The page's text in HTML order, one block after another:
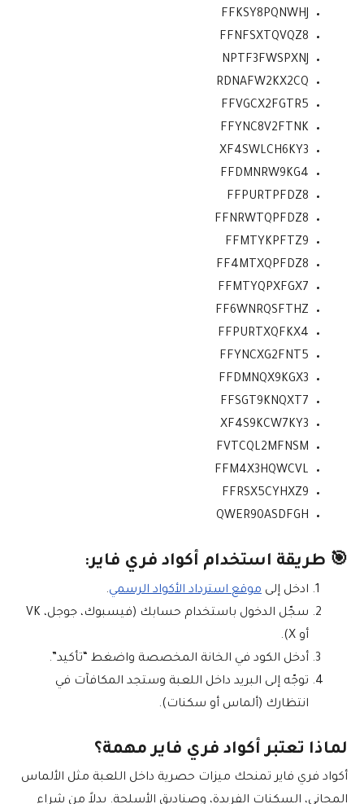
FFKSY8PQNWHJ
FFNFSXTQVQZ8
NPTF3FWSPXNJ
RDNAFW2KX2CQ
FFVGCX2FGTR5
FFYNC8V2FTNK
XF4SWLCH6KY3
FFDMNRW9KG4
FFPURTPFDZ8
FFNRWTQPFDZ8
FFMTYKPFTZ9
FF4MTXQPFDZ8
FFMTYQPXFGX7
FF6WNRQSFTHZ
FFPURTXQFKX4
FFYNCXG2FNT5
FFDMNQX9KGX3
FFSGT9KNQXT7
XF4S9KCW7KY3
FVTCQL2MFNSM
FFM4X3HQWCVL
FFRSX5CYHXZ9
QWER90ASDFGH
🎯 طريقة استخدام أكواد فري فاير:
ادخل إلى موقع استرداد الأكواد الرسمي.
سجّل الدخول باستخدام حسابك (فيسبوك، جوجل، VK
أو X).
أدخل الكود في الخانة المخصصة واضغط “تأكيد”.
توجّه إلى البريد داخل اللعبة وستجد المكافآت في
انتظارك (ألماس أو سكنات).
لماذا تعتبر أكواد فري فاير مهمة؟
أكواد فري فاير تمنحك ميزات حصرية داخل اللعبة مثل الألماس
المجاني، السكنات الفريدة، وصناديق الأسلحة. بدلاً من شراء